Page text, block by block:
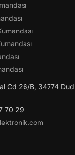
Cd 26/B, 34774
70 29